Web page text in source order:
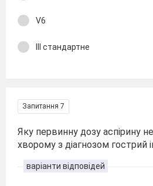
V6
ІІІ стандартне
Запитання 7
Яку первинну дозу аспірину
хворому з діагнозом гострий
варіанти відповідей